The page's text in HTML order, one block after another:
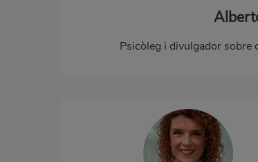
Psicòleg i divulgador sobre